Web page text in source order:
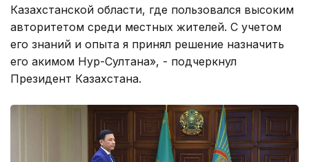
Казахстанской области, где пользовался высоким
авторитетом среди местных жителей. С учетом
его знаний и опыта я принял решение назначить
его акимом Нур-Султана», - подчеркнул
Президент Казахстана.